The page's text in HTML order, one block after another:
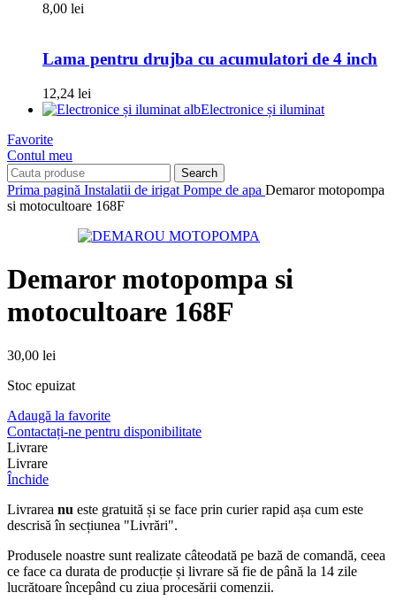
8,00 lei
Lama pentru drujba cu acumulatori de 4 inch
12,24 lei
Electronice și iluminat
Favorite
Contul meu
Search
Prima pagină Instalatii de irigat Pompe de apa Demaror motopompa
si motocultoare 168F
Demaror motopompa si
motocultoare 168F
30,00 lei
Stoc epuizat
Adaugă la favorite
Contactați-ne pentru disponibilitate
Livrare
Livrare
Închide
Livrarea nu este gratuită și se face prin curier rapid așa cum este
descrisă în secțiunea "Livrări".
Produsele noastre sunt realizate câteodată pe bază de comandă, ceea
ce face ca durata de producție și livrare să fie de până la 14 zile
lucrătoare începând cu ziua procesării comenzii.